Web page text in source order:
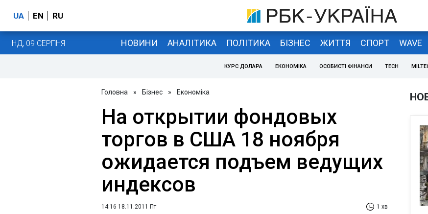
UA EN RU
НД, 09 СЕРПНЯ НОВИНИ АНАЛІТИКА ПОЛІТИКА БІЗНЕС ЖИТТЯ СПОРТ WAVE
КУРС ДОЛАРА ЕКОНОМІКА ОСОБИСТІ ФІНАНСИ TECH
Головна » Бізнес » Економіка
На открытии фондовых
торгов в США 18 ноября
ожидается подъем ведущих
индексов
14:16 18.11.2011 Пт 1 хв